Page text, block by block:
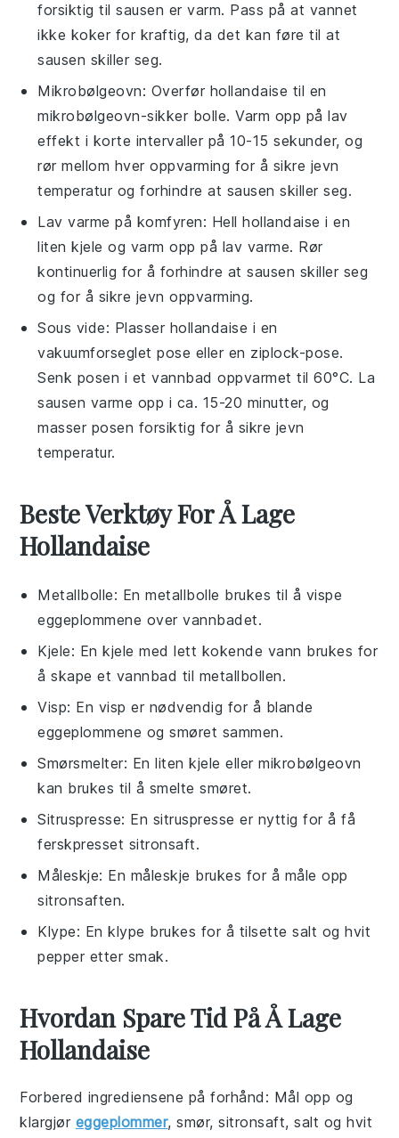
forsiktig til sausen er varm. Pass på at vannet
ikke koker for kraftig, da det kan føre til at
sausen skiller seg.
Mikrobølgeovn: Overfør hollandaise til en
mikrobølgeovn-sikker bolle. Varm opp på lav
effekt i korte intervaller på 10-15 sekunder, og
rør mellom hver oppvarming for å sikre jevn
temperatur og forhindre at sausen skiller seg.
Lav varme på komfyren: Hellhollandaise i en
liten kjele og varm opp på lav varme. Rør
kontinuerlig for å forhindre at sausen skiller seg
og for å sikre jevn oppvarming.
Sous vide: Plasser hollandaise i en
vakuumforseglet pose eller en ziplock-pose.
Senk posen i et vannbad oppvarmet til 60°C. La
sausen varme opp i ca. 15-20 minutter, og
masser posen forsiktig for å sikre jevn
temperatur.
Beste Verktøy For Å Lage
Hollandaise
Metallbolle: En metallbolle brukes til å vispe
eggeplommene over vannbadet.
Kjele: En kjele med lett kokende vann brukes for
å skape et vannbad til metallbollen.
Visp: En visp er nødvendig for å blande
eggeplommene og smøret sammen.
Smørsmelter: En liten kjele eller mikrobølgeovn
kan brukes til å smelte smøret.
Sitruspresse: En sitruspresse er nyttig for å få
ferskpresset sitronsaft.
Måleskje: En måleskje brukes for å måle opp
sitronsaften.
Klype: En klype brukes for å tilsette salt og hvit
pepper etter smak.
Hvordan Spare Tid På Å Lage
Hollandaise
Forbered ingrediensene på forhånd : Mål opp og
klargjør eggeplommer,smør,sitronsaft,salt oghvit